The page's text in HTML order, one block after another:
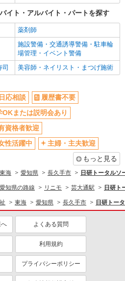
イト・アルバイト・パートを探す
薬剤師
施設警備・交通誘導警備・駐車輪
場管理・イベント警備
美容師・ネイリスト・まつげ施術
応相談
履歴書不要
OKまたは説明会あり
資格者歓迎
性活躍中
主婦・主夫歓迎
もっと見る
東海 愛知県 長久手市 日研トータル
愛知県の路線 リニモ 芸大通駅 日研ト
東海 愛知県 長久手市 日研トー
よくある質問
利用規約
プライバシーポリシー